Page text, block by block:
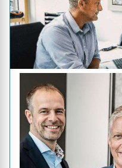
Arma Keukens
Kering 51, Nunspeet
Team: 58
30 jaar expertise
Populair: 11x
Keukenblad
Showroom